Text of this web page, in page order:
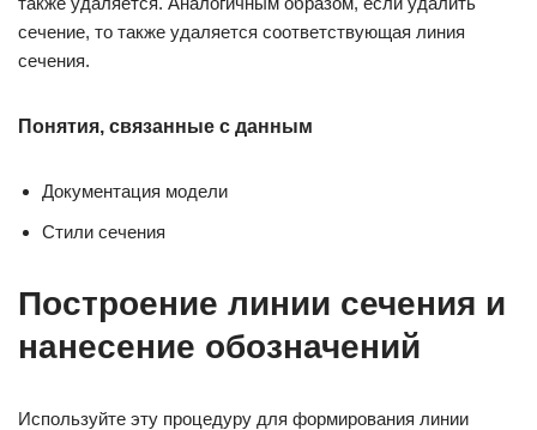
сечение, то также удаляется соответствующая линия
сечения.
Понятия, связанные с данным
Документация модели
Стили сечения
Построение линии сечения и
нанесение обозначений
Используйте эту процедуру для формирования линии